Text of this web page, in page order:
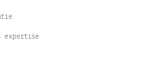
expertise